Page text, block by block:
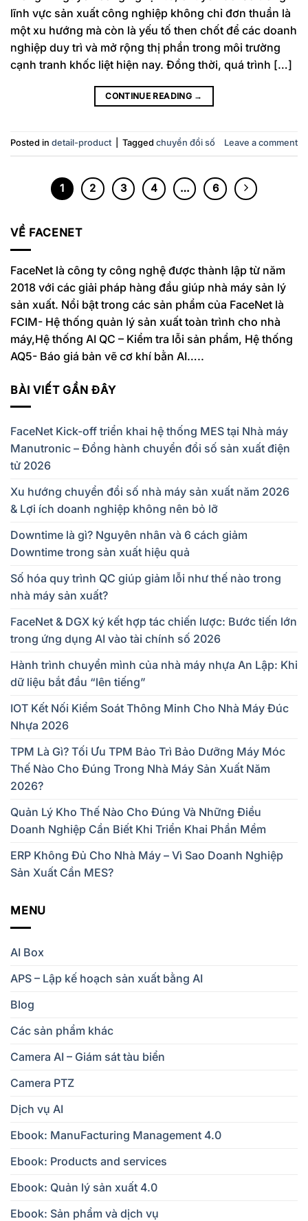
lĩnh vực sản xuất công nghiệp không chỉ đơn thuần là
một xu hướng mà còn là yếu tố then chốt để các doanh
nghiệp duy trì và mở rộng thị phần trong môi trường
cạnh tranh khốc liệt hiện nay. Đồng thời, quá trình […]
CONTINUE READING →
Posted in detail-product Tagged chuyển đổi số Leave a comment
1 2 3 4 … 6
VỀ FACENET
FaceNet là công ty công nghệ được thành lập từ năm
2018 với các giải pháp hàng đầu giúp nhà máy sản lý
sản xuất. Nổi bật trong các sản phẩm của FaceNet là
FCIM- Hệ thống quản lý sản xuất toàn trình cho nhà
máy,Hệ thống AI QC – Kiểm tra lỗi sản phẩm, Hệ thống
AQ5- Báo giá bản vẽ cơ khí bằn AI…..
BÀI VIẾT GẦN ĐÂY
FaceNet Kick-off triển khai hệ thống MES tại Nhà máy
Manutronic – Đồng hành chuyển đổi số sản xuất điện
tử 2026
Xu hướng chuyển đổi số nhà máy sản xuất năm 2026
& Lợi ích doanh nghiệp không nên bỏ lỡ
Downtime là gì? Nguyên nhân và 6 cách giảm
Downtime trong sản xuất hiệu quả
Số hóa quy trình QC giúp giảm lỗi như thế nào trong
nhà máy sản xuất?
FaceNet & DGX ký kết hợp tác chiến lược: Bước tiến lớn
trong ứng dụng AI vào tài chính số 2026
Hành trình chuyển mình của nhà máy nhựa An Lập: Khi
dữ liệu bắt đầu “lên tiếng”
IOT Kết Nối Kiểm Soát Thông Minh Cho Nhà Máy Đúc
Nhựa 2026
TPM Là Gì? Tối Ưu TPM Bảo Trì Bảo Dưỡng Máy Móc
Thế Nào Cho Đúng Trong Nhà Máy Sản Xuất Năm
2026?
Quản Lý Kho Thế Nào Cho Đúng Và Những Điều
Doanh Nghiệp Cần Biết Khi Triển Khai Phần Mềm
ERP Không Đủ Cho Nhà Máy – Vì Sao Doanh Nghiệp
Sản Xuất Cần MES?
MENU
AI Box
APS – Lập kế hoạch sản xuất bằng AI
Blog
Các sản phẩm khác
Camera AI – Giám sát tàu biển
Camera PTZ
Dịch vụ AI
Ebook: ManuFacturing Management 4.0
Ebook: Products and services
Ebook: Quản lý sản xuất 4.0
Ebook: Sản phẩm và dịch vụ